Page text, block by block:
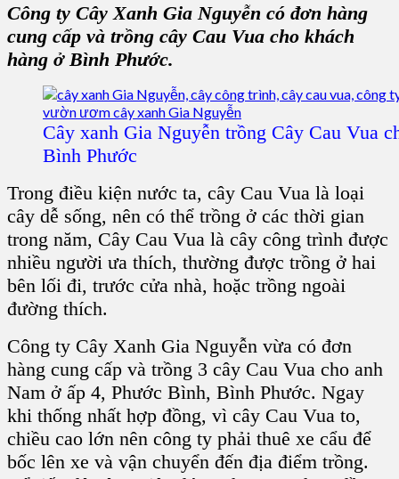
Công ty Cây Xanh Gia Nguyễn có đơn hàng
cung cấp và trồng cây Cau Vua cho khách
hàng ở Bình Phước.
Cây xanh Gia Nguyễn trồng Cây Cau Vua
Bình Phước
Trong điều kiện nước ta, cây Cau Vua là loại
cây dễ sống, nên có thể trồng ở các thời gian
trong năm, Cây Cau Vua là cây công trình được
nhiều người ưa thích, thường được trồng ở hai
bên lối đi, trước cửa nhà, hoặc trồng ngoài
đường thích.
Công ty Cây Xanh Gia Nguyễn vừa có đơn
hàng cung cấp và trồng 3 cây Cau Vua cho anh
Nam ở ấp 4, Phước Bình, Bình Phước. Ngay
khi thống nhất hợp đồng, vì cây Cau Vua to,
chiều cao lớn nên công ty phải thuê xe cẩu để
bốc lên xe và vận chuyển đến địa điểm trồng.